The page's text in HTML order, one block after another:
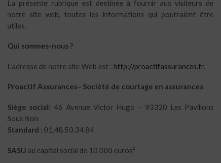
La présente rubrique est destinée à fournir aux visiteurs de
notre site web, toutes les informations qui pourraient être
utiles.
Qui sommes-nous ?
L’adresse de notre site Web est : http://proactifassurances.fr.
Proactif Assurances– Société de courtage en assurances
Siège social: 46 Avenue Victor Hugo – 93320 Les Pavillons
Sous Bois
Standard : 01.48.50.34.84
SASU au capital social de 10 000 euros²